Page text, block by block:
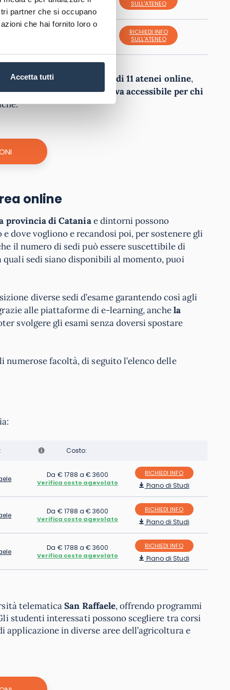
partner che si occupano
che hai fornito loro o
Accetta tutti
SULL'ATENEO
RICHIEDI INFO
SULL'ATENEO
in Sicilia un totale di 11 atenei online,
movimentol’offerta formativa accessibile per chi
online
provincia di Cataniae dintorni possono
dove vogliono e recandosi poi, per sostenere gli
il numero di sedi può essere suscettibile di
sedi siano disponibili al momento, puoi
diverse sedi d’esame garantendo così agli
alle piattaforme di e-learning, anchela
svolgere gli esami senza doversi spostare
facoltà, di seguito l’elenco delle
Costo:
Da € 1788 a € 3600
Verifica costo agevolato
RICHIEDI INFO
Piano di Studi
Da € 1788 a € 3600
Verifica costo agevolato
RICHIEDI INFO
Piano di Studi
Da € 1788 a € 3600
Verifica costo agevolato
RICHIEDI INFO
Piano di Studi
telematicaSan Raffaele, offrendo programmi
studenti interessati possono scegliere tra corsi
in diverse aree dell’agricoltura e